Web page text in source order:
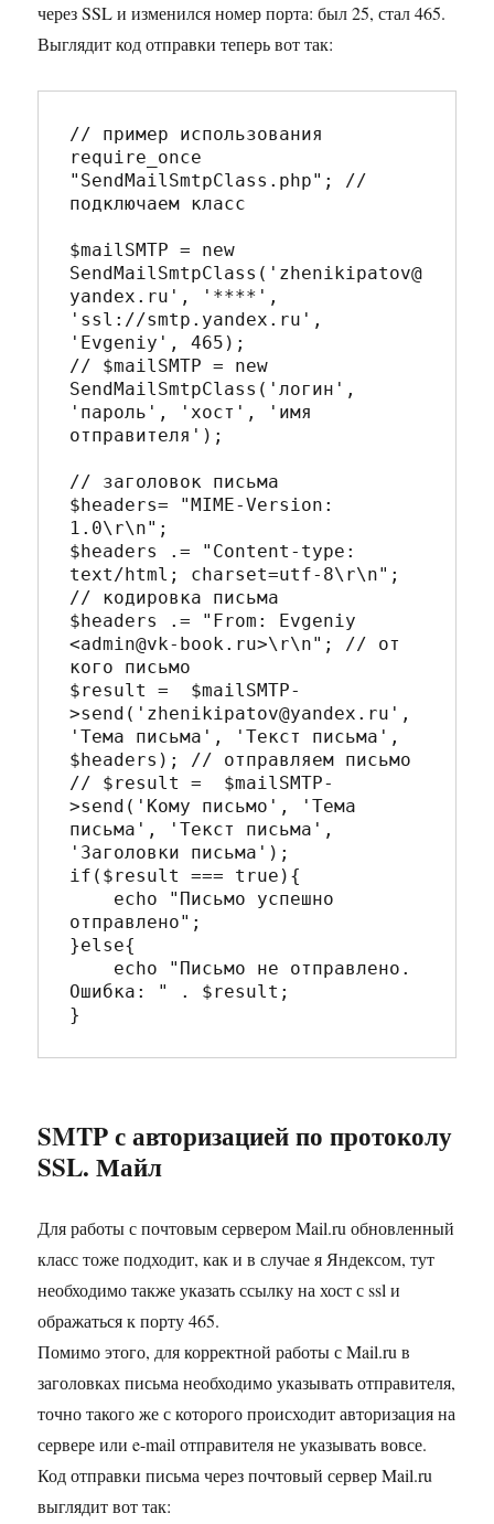
через SSL и изменился номер порта: был 25, стал 465.
Выглядит код отправки теперь вот так:
// пример использования
require_once
"SendMailSmtpClass.php"; //
подключаем класс
$mailSMTP = new
SendMailSmtpClass('zhenikipatov@
yandex.ru', '****',
'ssl://smtp.yandex.ru',
'Evgeniy', 465);
// $mailSMTP = new
SendMailSmtpClass('логин',
'пароль', 'хост', 'имя
отправителя');
// заголовок письма
$headers= "MIME-Version:
1.0\r\n";
$headers .= "Content-type:
text/html; charset=utf-8\r\n";
// кодировка письма
$headers .= "From: Evgeniy
<admin@vk-book.ru>\r\n"; // от
кого письмо
$result =  $mailSMTP-
>send('zhenikipatov@yandex.ru',
'Тема письма', 'Текст письма',
$headers); // отправляем письмо
// $result =  $mailSMTP-
>send('Кому письмо', 'Тема
письма', 'Текст письма',
'Заголовки письма');
if($result === true){
отправлено";
}else{
Ошибка: " . $result;
SMTP с авторизацией по протоколу
SSL. Майл
Для работы с почтовым сервером Mail.ru обновленный
класс тоже подходит, как и в случае я Яндексом, тут
необходимо также указать ссылку на хост с ssl и
ображаться к порту 465.
Помимо этого, для корректной работы с Mail.ru в
заголовках письма необходимо указывать отправителя,
точно такого же с которого происходит авторизация на
сервере или e-mail отправителя не указывать вовсе.
Код отправки письма через почтовый сервер Mail.ru
выглядит вот так: